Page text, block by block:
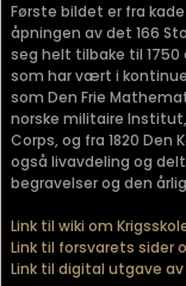
Første bildet er fra
åpningen av det 166
seg helt tilbake til
som har vært i
som Den Frie
norske militaire Institut,
Corps, og fra 1820 Den
også livavdeling og
begravelser og den
Link til wiki om
Link til forsvarets sider
Link til digital utgave